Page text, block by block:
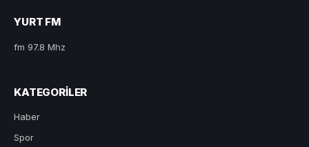
YURT FM
fm 97.8 Mhz
KATEGORILER
Haber
Spor